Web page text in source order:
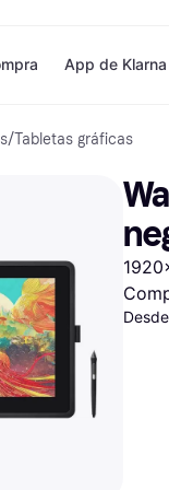
Formas de pago
Paga ahora
Paga en 3 plazos
Paga en 30 días
Financiación
Klarna en Apple
Tiendas
Zalando
JD Sports
Directorio de
App de Klarna
/Tabletas gráficas